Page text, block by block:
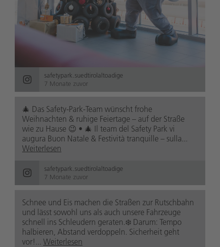
safetypark.suedtirolaltoadige
7 Monate zuvor
🎄 Das Safety-Park-Team wünscht frohe
Weihnachten & ruhige Feiertage – auf der Straße
wie zu Hause 😉 • 🎄 Il team del Safety Park vi
augura Buon Natale & Festività tranquille – sulla...
Weiterlesen
safetypark.suedtirolaltoadige
7 Monate zuvor
Schnee und Eis machen die Straßen zur Rutschbahn
und lässt sowohl uns als auch unsere Fahrzeuge
schnell ins Schleudern geraten.❄️ Darum: Tempo
halbieren, Abstand verdoppeln. Sicherheit geht
vor!... Weiterlesen